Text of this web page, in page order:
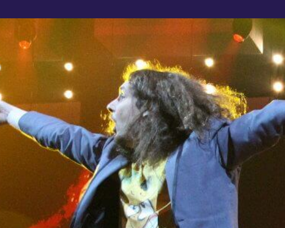
ALLES OVER GRAFFITI EN WORKSHOPS
VOOR JULLIE GROEP
Wat zijn graffiti letters, waar komen ze vandaan, en hoe
kun jij ze zelf maken met jouw team, groep of klas in een
workshop?
Blog over graffiti Graffiti als creatieve activiteit: Lees
hieronder alles over graffiti en hoe het kan worden ingezet
als groepsactiviteit.